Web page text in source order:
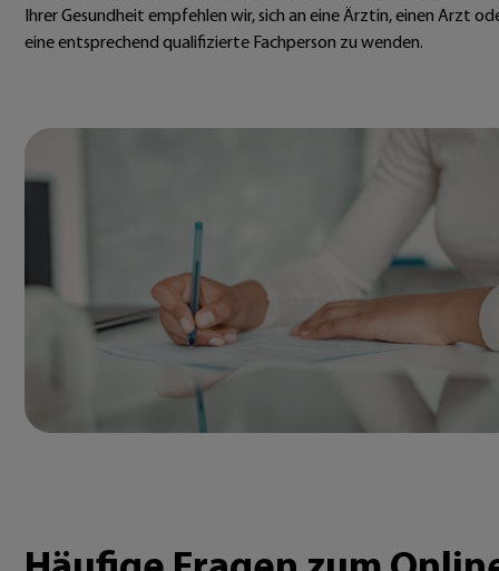
Ihrer Gesundheit empfehlen wir, sich an eine Ärztin, einen Arzt
eine entsprechend qualifizierte Fachperson zu wenden.